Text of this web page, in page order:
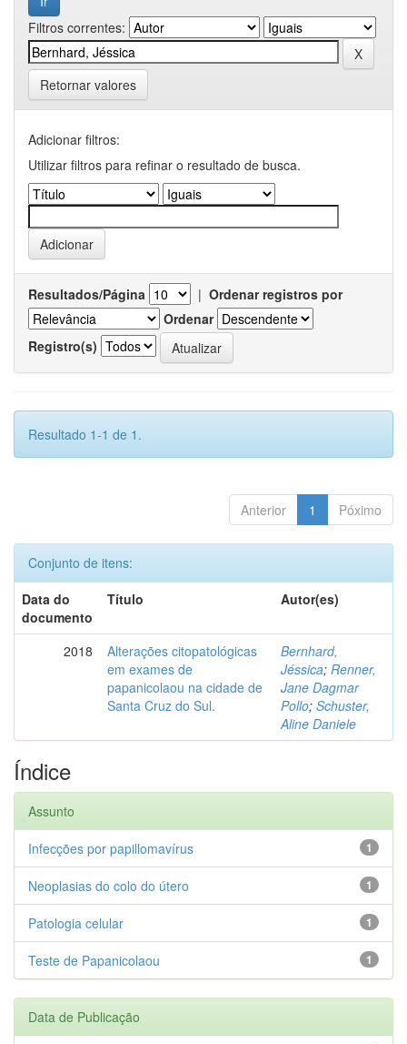
Filtros correntes:
Retornar valores
Adicionar filtros:
Utilizar filtros para refinar o resultado de busca.
Resultados/Página | Ordenar registros por
Ordenar
Registro(s)
Resultado 1-1 de 1.
Anterior 1 Póximo
Conjunto de itens:
Data do
documento
Título Autor(es)
2018
Alterações citopatológicas
em exames de
papanicolaou na cidade de
Santa Cruz do Sul.
Bernhard,
Jéssica; Renner,
Jane Dagmar
Pollo; Schuster,
Aline Daniele
Índice
Assunto
1
Infecções por papillomavírus
1
Neoplasias do colo do útero
1
Patologia celular
1
Teste de Papanicolaou
Data de Publicação